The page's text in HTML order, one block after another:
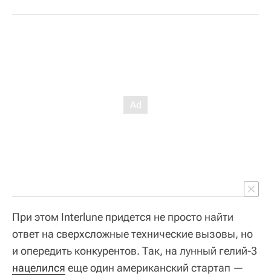
При этом Interlune придется не просто найти
ответ на сверхсложные технические вызовы, но
и опередить конкурентов. Так, на лунный гелий-3
нацелился еще один американский стартап —